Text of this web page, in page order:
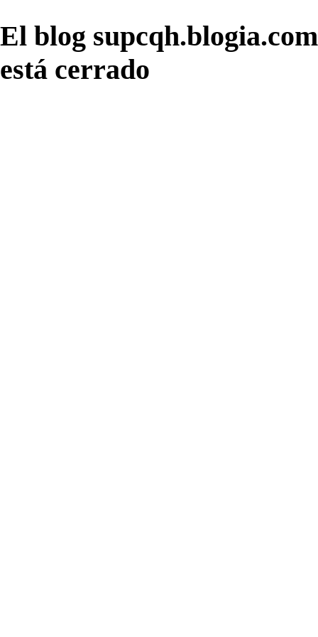
El blog supcqh.blogia.com
está cerrado